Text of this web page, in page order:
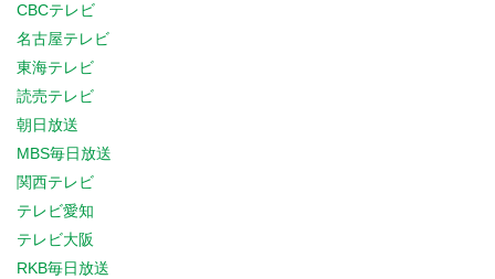
CBCテレビ
名古屋テレビ
東海テレビ
読売テレビ
朝日放送
MBS毎日放送
関西テレビ
テレビ愛知
テレビ大阪
RKB毎日放送